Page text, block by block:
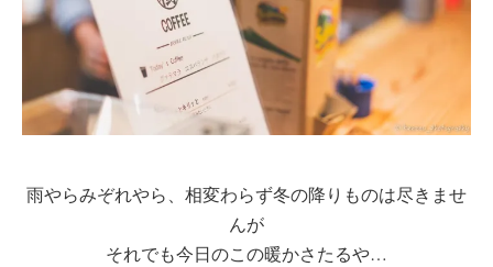
雨やらみぞれやら、相変わらず冬の降りものは尽きませ
んが
それでも今日のこの暖かさたるや…